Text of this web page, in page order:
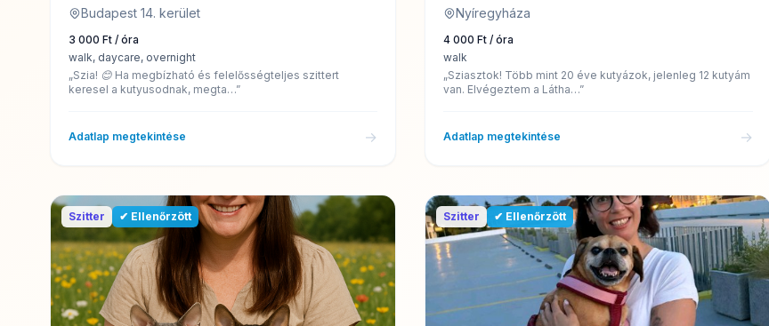
Budapest 14. kerület
3 000 Ft / óra
walk, daycare, overnight
„Szia! 😊 Ha megbízható és felelősségteljes szittert
keresel a kutyusodnak, megta…”
Adatlap megtekintése →
Nyíregyháza
4 000 Ft / óra
walk
„Sziasztok! Több mint 20 éve kutyázok, jelenleg 12 kutyám
van. Elvégeztem a Látha…”
Adatlap megtekintése →
Szitter ✔ Ellenőrzött Szitter ✔ Ellenőrzött